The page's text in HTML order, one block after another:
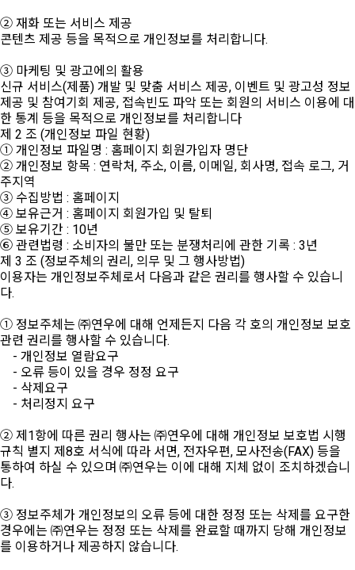
② 재화 또는 서비스 제공
콘텐츠 제공 등을 목적으로 개인정보를 처리합니다.
③ 마케팅 및 광고에의 활용
신규 서비스(제품) 개발 및 맞춤 서비스 제공, 이벤트 및 광고성 정보
제공 및 참여기회 제공, 접속빈도 파악 또는 회원의 서비스 이용에 대
한 통계 등을 목적으로 개인정보를 처리합니다
제 2 조 (개인정보 파일 현황)
① 개인정보 파일명 : 홈페이지 회원가입자 명단
② 개인정보 항목 : 연락처, 주소, 이름, 이메일, 회사명, 접속 로그, 거
주지역
③ 수집방법 : 홈페이지
④ 보유근거 : 홈페이지 회원가입 및 탈퇴
⑤ 보유기간 : 10년
⑥ 관련법령 : 소비자의 불만 또는 분쟁처리에 관한 기록 : 3년
제 3 조 (정보주체의 권리, 의무 및 그 행사방법)
이용자는 개인정보주체로서 다음과 같은 권리를 행사할 수 있습니
다.
① 정보주체는 ㈜연우에 대해 언제든지 다음 각 호의 개인정보 보호
관련 권리를 행사할 수 있습니다.
- 개인정보 열람요구
- 오류 등이 있을 경우 정정 요구
- 삭제요구
- 처리정지 요구
② 제1항에 따른 권리 행사는 ㈜연우에 대해 개인정보 보호법 시행
규칙 별지 제8호 서식에 따라 서면, 전자우편, 모사전송(FAX) 등을
통하여 하실 수 있으며 ㈜연우는 이에 대해 지체 없이 조치하겠습니
다.
③ 정보주체가 개인정보의 오류 등에 대한 정정 또는 삭제를 요구한
경우에는 ㈜연우는 정정 또는 삭제를 완료할 때까지 당해 개인정보
를 이용하거나 제공하지 않습니다.